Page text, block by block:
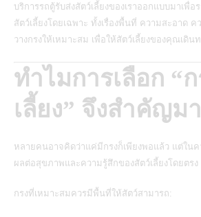
บริการรถตู้รับส่งสัตว์เลี้ยงของเราออกแบบมาเพื่อ
สัตว์เลี้ยงโดยเฉพาะ ทั้งเรื่องพื้นที่ ความสะอาด
วางกรงให้เหมาะสม เพื่อให้สัตว์เลี้ยงของคุณเดิน
ทำไมการเลือก “
เลี้ยง” จึงสำคัญม
หลายคนอาจคิดว่าแค่มีกรงก็เพียงพอแล้ว แต่ในค
ผลต่อสุขภาพและความรู้สึกของสัตว์เลี้ยงโดยตรง
กรงที่เหมาะสมควรมีพื้นที่ให้สัตว์สามารถ: